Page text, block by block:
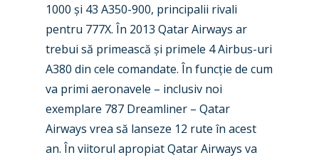
1000 și 43 A350-900, principalii rivali
pentru 777X. În 2013 Qatar Airways ar
trebui să primească și primele 4 Airbus-uri
A380 din cele comandate. În funcție de cum
va primi aeronavele – inclusiv noi
exemplare 787 Dreamliner – Qatar
Airways vrea să lanseze 12 rute în acest
an. În viitorul apropiat Qatar Airways va
New Routes